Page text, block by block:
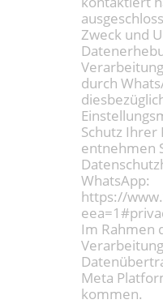
Zweck und
durch
Schutz Ihrer
entnehmen
WhatsApp:
https://
Im Rahmen
Meta
kommen.